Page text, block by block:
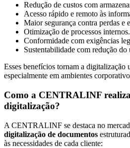
X
Redução de custos com
Acesso rápido e remoto às
Maior segurança contra perdas e
Otimização de processos internos.
Conformidade com exigências
Sustentabilidade com redução do
Esses benefícios tornam a digitalização
especialmente em ambientes
Como a CENTRALINF realiza
digitalização?
A CENTRALINF se destaca no
digitalização de documentos
às necessidades de cada cliente: